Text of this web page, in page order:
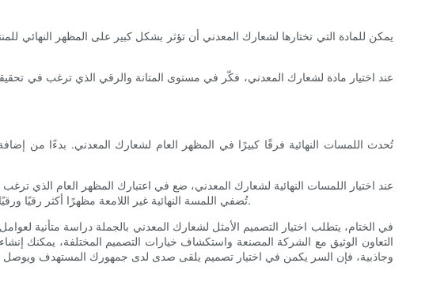
يمكن للمادة التي تختارها لشعارك المعدني أن تؤثر بشكل كبير على المظهر النهائي
عند اختيار مادة لشعارك المعدني، فكّر في مستوى المتانة والرقي الذي ترغب في تحقيقه.
تُحدث اللمسات النهائية فرقًا كبيرًا في المظهر العام لشعارك المعدني. بدءًا من
عند اختيار اللمسات النهائية لشعارك المعدني، ضع في اعتبارك المظهر العام الذي
تُضفي اللمسة النهائية غير اللامعة مظهرًا أكثر رقيًا ورقيًا. تعاون بشكل وثيق مع الشركة المُصنِّعة لاستكشاف خيارات التشطيب المختلفة واختيار الأنسب لعلامتك التجارية وتفضيلاتك التصميمية.
في الختام، يتطلب اختيار التصميم الأمثل لشعارك المعدني بالجملة دراسة متأنية
التعاون الوثيق مع الشركة المصنعة واستكشاف خيارات التصميم المختلفة، يمكنك
وجاذبية، فإن السر يكمن في اختيار تصميم يلقى صدى لدى جمهورك المستهدف ويوصل